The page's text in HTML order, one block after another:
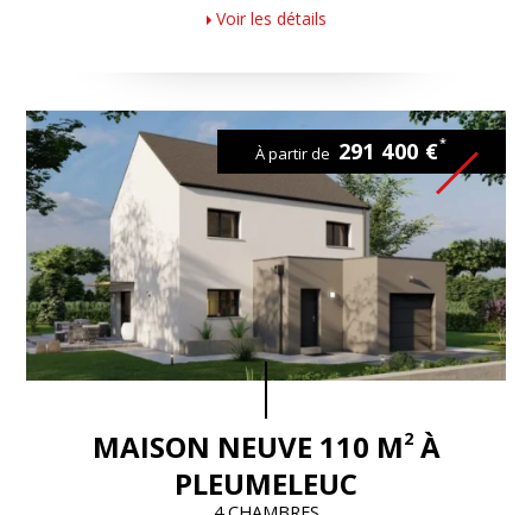
Voir les détails
MAISON NEUVE 110 M2À
PLEUMELEUC
À partir de 291 400 €*